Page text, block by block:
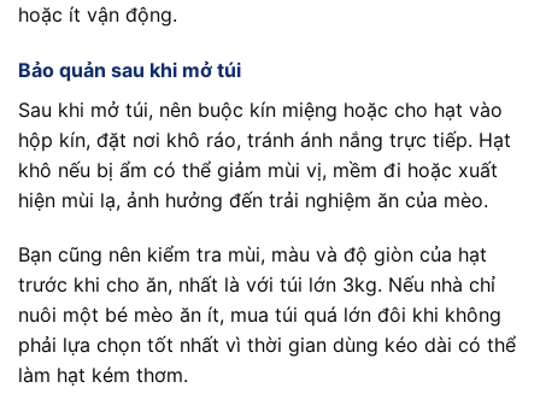
hoặc ít vận động.
Bảo quản sau khi mở túi
Sau khi mở túi, nên buộc kín miệng hoặc cho hạt vào
hộp kín, đặt nơi khô ráo, tránh ánh nắng trực tiếp. Hạt
khô nếu bị ẩm có thể giảm mùi vị, mềm đi hoặc xuất
hiện mùi lạ, ảnh hưởng đến trải nghiệm ăn của mèo.
Bạn cũng nên kiểm tra mùi, màu và độ giòn của hạt
trước khi cho ăn, nhất là với túi lớn 3kg. Nếu nhà chỉ
nuôi một bé mèo ăn ít, mua túi quá lớn đôi khi không
phải lựa chọn tốt nhất vì thời gian dùng kéo dài có thể
làm hạt kém thơm.